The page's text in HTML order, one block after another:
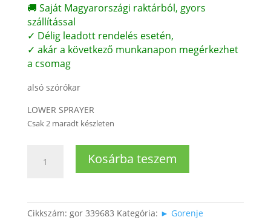
🚚 Saját Magyarországi raktárból, gyors
szállítással
✓ Délig leadott rendelés esetén,
✓ akár a következő munkanapon megérkezhet
a csomag
alsó szórókar
LOWER SPRAYER
Csak 2 maradt készleten
Kosárba teszem
Cikkszám: gor 339683 Kategória: ► Gorenje